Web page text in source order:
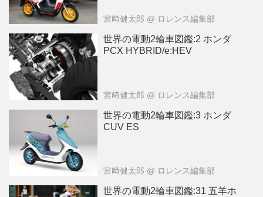
宮﨑健太郎 @ ロレンス編集部
世界の電動2輪車図鑑:2 ホンダ
PCX HYBRID/e:HEV
宮﨑健太郎 @ ロレンス編集部
世界の電動2輪車図鑑:3 ホンダ
CUV ES
宮﨑健太郎 @ ロレンス編集部
世界の電動2輪車図鑑:31 五羊ホ